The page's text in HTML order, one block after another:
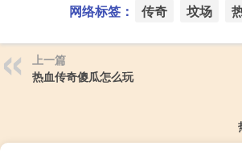
网络标签： 传奇 坟场
上一篇
热血传奇傻瓜怎么玩